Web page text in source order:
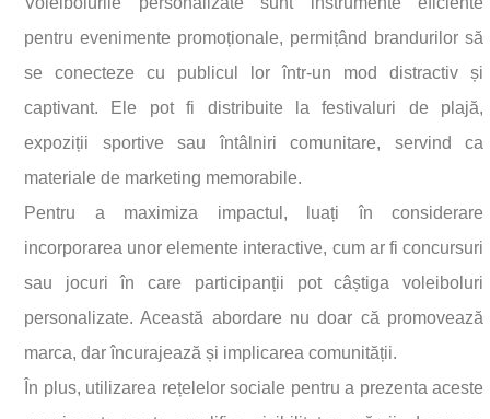
pentru evenimente promoționale, permițând brandurilor să
se conecteze cu publicul lor într-un mod distractiv și
captivant. Ele pot fi distribuite la festivaluri de plajă,
expoziții sportive sau întâlniri comunitare, servind ca
materiale de marketing memorabile.
Pentru a maximiza impactul, luați în considerare
incorporarea unor elemente interactive, cum ar fi concursuri
sau jocuri în care participanții pot câștiga voleiboluri
personalizate. Această abordare nu doar că promovează
marca, dar încurajează și implicarea comunității.
În plus, utilizarea rețelelor sociale pentru a prezenta aceste